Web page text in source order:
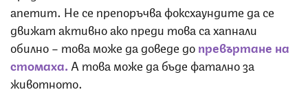
апетит. Не се препоръчва фоксхаундите да се
движат активно ако преди това са хапнали
обилно – това може да доведе допревъртане на
стомаха. А това може да бъде фатално за
животното.